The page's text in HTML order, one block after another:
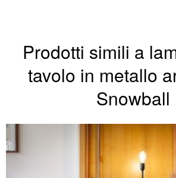
Prodotti simili a
tavolo in metallo
Snowball